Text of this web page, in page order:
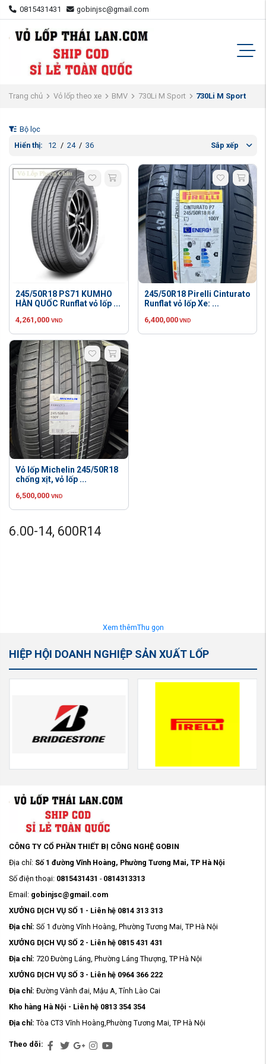
0815431431 gobinjsc@gmail.com
Trang chủ Vỏ lốp theo xe BMV 730Li M Sport 730Li M Sport
Bộ lọc
Hiển thị:
12 / 24 / 36 Sắp xếp
245/50R18 PS71 KUMHO
HÀN QUỐC Runflat vỏ lốp ...
4,261,000 VND
245/50R18 Pirelli Cinturato
Runflat vỏ lốp Xe: ...
6,400,000 VND
Vỏ lốp Michelin 245/50R18
chống xịt, vỏ lốp ...
6,500,000 VND
6.00-14, 600R14
Xem thêmThu gọn
HIỆP HỘI DOANH NGHIỆP SẢN XUẤT LỐP
CÔNG TY CỔ PHẦN THIẾT BỊ CÔNG NGHỆ GOBIN
Địa chỉ: Số 1 đường Vĩnh Hoàng, Phường Tương Mai, TP Hà Nội
Số điện thoại: 0815431431 - 0814313313
Email: gobinjsc@gmail.com
XƯỞNG DỊCH VỤ SỐ 1 - Liên hệ 0814 313 313
Địa chỉ: Số 1 đường Vĩnh Hoàng, Phường Tương Mai, TP Hà Nội
XƯỞNG DỊCH VỤ SỐ 2 - Liên hệ 0815 431 431
Địa chỉ: 720 Đường Láng, Phường Láng Thượng, TP Hà Nội
XƯỞNG DỊCH VỤ SỐ 3 - Liên hệ 0964 366 222
Địa chỉ: Đường Vành đai, Mậu A, Tỉnh Lào Cai
Kho hàng Hà Nội - Liên hệ 0813 354 354
Địa chỉ: Tòa CT3 Vĩnh Hoàng,Phường Tương Mai, TP Hà Nội
Theo dõi: